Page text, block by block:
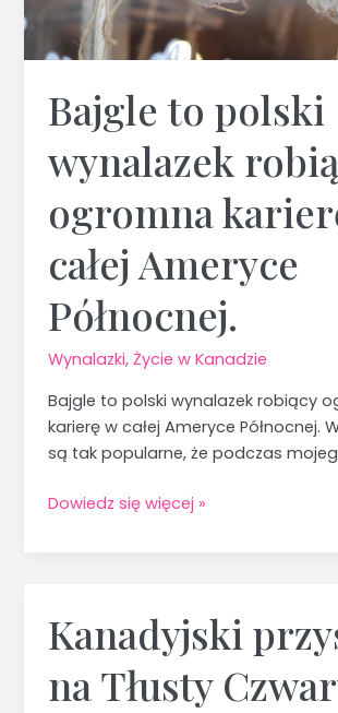
Bajgle to polski
wynalazek
ogromna
całej Ameryce
Północnej.
Wynalazki,Życie w Kanadzie
Bajgle to polski wynalazek robiący
karierę w całej Ameryce Północnej.
są tak popularne, że podczas
Ameryce
Północnej.
Dowiedz się więcej »
Kanadyjski
na Tłusty
Kanadyjski
przysmak
Tłusty